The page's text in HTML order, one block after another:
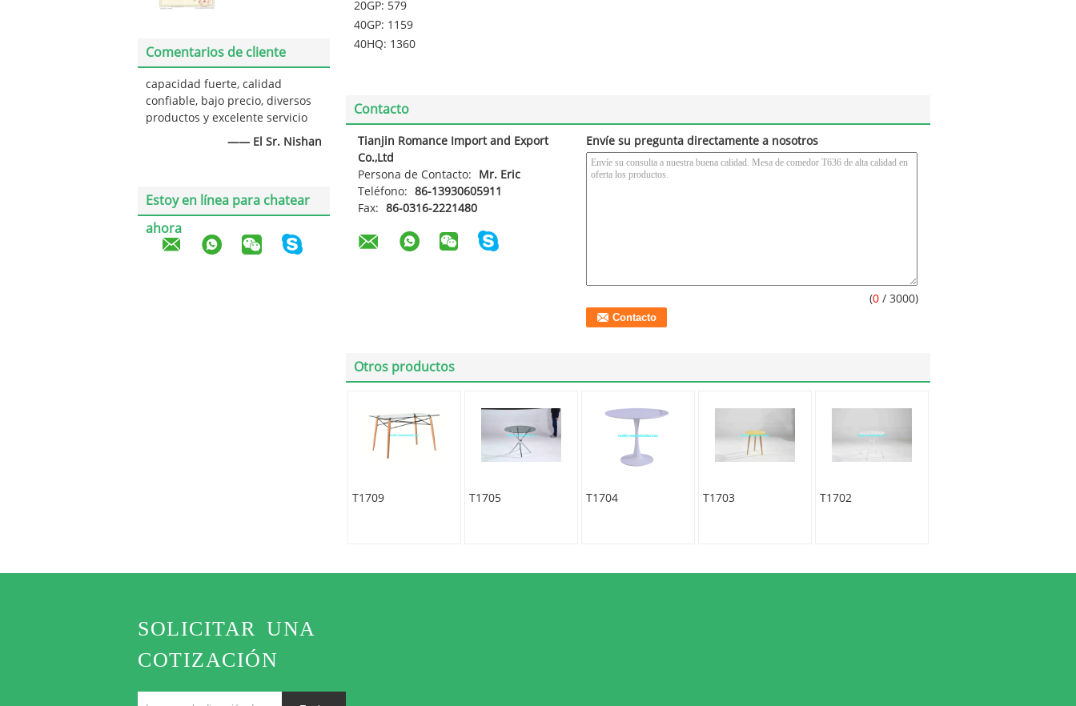
Comentarios de cliente
capacidad fuerte, calidad
confiable, bajo precio, diversos
productos y excelente servicio
—— El Sr. Nishan
Estoy en línea para chatear
ahora
20GP: 579
40GP: 1159
40HQ: 1360
Contacto
Tianjin Romance Import and Export
Co.,Ltd
Persona de Contacto:
Mr. Eric
Teléfono: 86-13930605911
Fax: 86-0316-2221480
Envíe su pregunta directamente a nosotros
(0 / 3000)
Otros productos
T1709 T1705 T1704 T1703 T1702
SOLICITAR UNA
COTIZACIÓN